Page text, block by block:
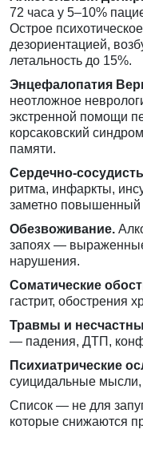
72 часа у 5–10%
Острое
дезориентацией,
летальность до 15%.
Энцефалопатия
неотложное
экстренной помощи
корсаковский
памяти.
Сердечно-
ритма, инфаркты,
заметно повышенный
Обезвоживание.
запоях —
нарушения.
Соматические
гастрит, обострения
Травмы и
— падения, ДТП,
Психиатрические
суицидальные мысли,
Список — не для
которые снижаются